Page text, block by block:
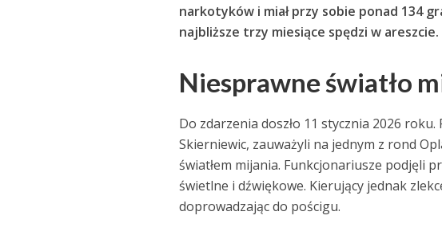
narkotyków i miał przy sobie ponad 134
najbliższe trzy miesiące spędzi w areszcie.
Niesprawne światło
Do zdarzenia doszło 11 stycznia 2026
Skierniewic, zauważyli na jednym z rond
światłem mijania. Funkcjonariusze podjęli
świetlne i dźwiękowe. Kierujący jednak
doprowadzając do pościgu.